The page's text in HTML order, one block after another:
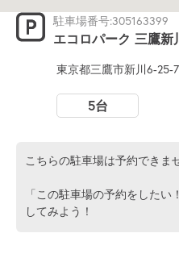
駐車場番号:305163399
エコロパーク 三鷹新
東京都三鷹市新川6-25-7
5台
こちらの駐車場は予約できま
「この駐車場の予約をした
してみよう！